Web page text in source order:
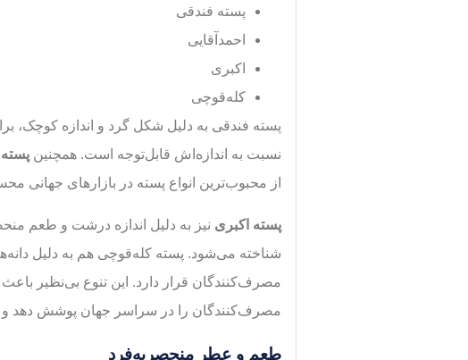
پسته فندقی
احمدآقایی
اکبری
کله‌قوچی
پسته فندقی به دلیل شکل گرد و اندازه کوچک،
نسبت به اندازه‌اش قابل‌توجه است. همچنین پسته
از محبوب‌ترین انواع پسته در بازارهای جهانی
پسته اکبری نیز به دلیل اندازه درشت و طعم
شناخته می‌شود. پسته کله‌قوچی هم به دلیل
مصرف‌کنندگان قرار دارد. این تنوع بی‌نظیر باعث
مصرف‌کنندگان را در سراسر جهان پوشش دهد و
طعم و عطر منحصربه‌فرد